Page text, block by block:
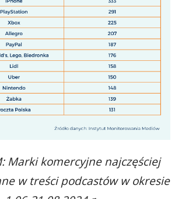
Marki komercyjne najczęściej
w treści podcastów w okresie